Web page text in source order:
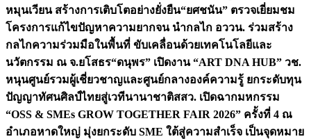
หมุนเวียน สร้างการเติบโตอย่างยั่งยืน“ยศชนัน” ตรวจเยี่ยมชม
โครงการแก้ไขปัญหาความยากจน นำกลไก อววน. ร่วมสร้าง
กลไกความร่วมมือในพื้นที่ ขับเคลื่อนด้วยเทคโนโลยีและ
นวัตกรรม ณ จ.ยโสธร“ดนุพร” เปิดงาน “ART DNA HUB” วช.
หนุนศูนย์รวมผู้เชี่ยวชาญและศูนย์กลางองค์ความรู้ ยกระดับทุน
ปัญญาทัศนศิลป์ไทยสู่เวทีนานาชาติสสว. เปิดฉากมหกรรม
“OSS & SMEs GROW TOGETHER FAIR 2026” ครั้งที่ 4 ณ
อำเภอหาดใหญ่ มุ่งยกระดับ SME ใต้สู่ความสำเร็จ เป็นจุดหมาย